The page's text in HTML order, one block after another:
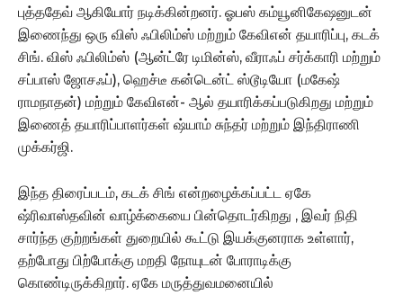
புத்ததேவ் ஆகியோர் நடிக்கின்றனர். ஓபஸ் கம்யூனிகேஷனுடன்
இணைந்து ஒரு விஸ் ஃபிலிம்ஸ் மற்றும் கேவிஎன் தயாரிப்பு, கடக்
சிங். விஸ் ஃபிலிம்ஸ் (ஆன்ட்ரே டிமின்ஸ், வீராஃப் சர்க்காரி மற்றும்
சப்பாஸ் ஜோசஃப்), ஹெச்டீ கன்டென்ட் ஸ்டூடியோ (மகேஷ்
ராமநாதன்) மற்றும் கேவிஎன்- ஆல் தயாரிக்கப்படுகிறது மற்றும்
இணைத் தயாரிப்பாளர்கள் ஷ்யாம் சுந்தர் மற்றும் இந்திராணி
முக்கர்ஜி.
இந்த திரைப்படம், கடக் சிங் என்றழைக்கப்பட்ட ஏகே
ஷ்ரிவாஸ்தவின் வாழ்க்கையை பின்தொடர்கிறது , இவர் நிதி
சார்ந்த குற்றங்கள் துறையில் கூட்டு இயக்குனராக உள்ளார்,
தற்போது பிற்போக்கு மறதி நோயுடன் போராடிக்கு
கொண்டிருக்கிறார். ஏகே மருத்துவமனையில்